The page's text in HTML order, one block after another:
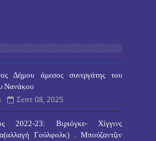
Δήμου άμεσος συνεργάτης του
Νανάκου
Σεπτ 08, 2025
2022-23: Βιριόγκε- Χίγγινς
Γούλφολκ) . Μπούζαντζιν